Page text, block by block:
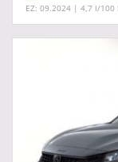
EZ: 09.2024 | 4,7 l/100